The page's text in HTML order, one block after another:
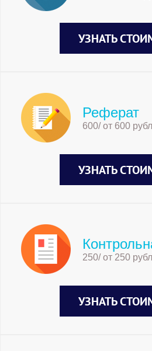
УЗНАТЬ
Реферат
600/ от 600
УЗНАТЬ
250/ от 250
УЗНАТЬ